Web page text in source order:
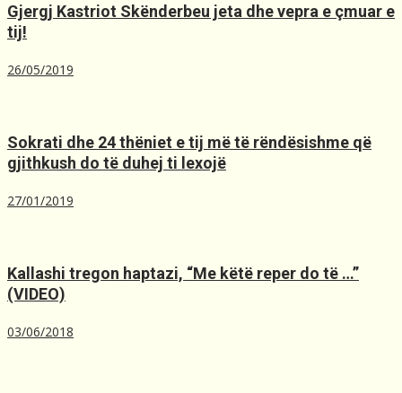
Gjergj Kastriot Skënderbeu jeta dhe vepra e çmuar e
tij!
26/05/2019
Sokrati dhe 24 thëniet e tij më të rëndësishme që
gjithkush do të duhej ti lexojë
27/01/2019
Kallashi tregon haptazi, “Me kёtё reper do tё …”
(VIDEO)
03/06/2018